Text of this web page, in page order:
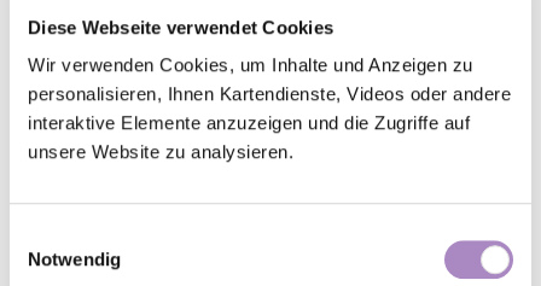
Diese Webseite verwendet Cookies
Wir verwenden Cookies, um Inhalte und Anzeigen zu
personalisieren, Ihnen Kartendienste, Videos oder andere
interaktive Elemente anzuzeigen und die Zugriffe auf
unsere Website zu analysieren.
Notwendig
Gesamtmitarbeitervertretung
der Ev. Kirche in Hessen und